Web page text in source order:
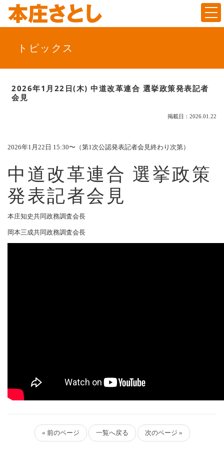
トピックス
2026年1月22日(木) 中道改革連合 選挙政策発表記者
会見
掲載日：2026.01.22
2026年1月22日 15:30〜（第1次公認発表記者会見終わり次第）
中道改革連合 選挙政策
発表記者会見
本庄知史共同政務調査会長
岡本三成共同政務調査会長
« 前のページ 一覧へ戻る 次のページ »